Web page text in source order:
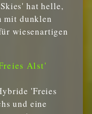
hat helle,
mit dunklen
wiesenartigen
Alst'
'Freies
und eine